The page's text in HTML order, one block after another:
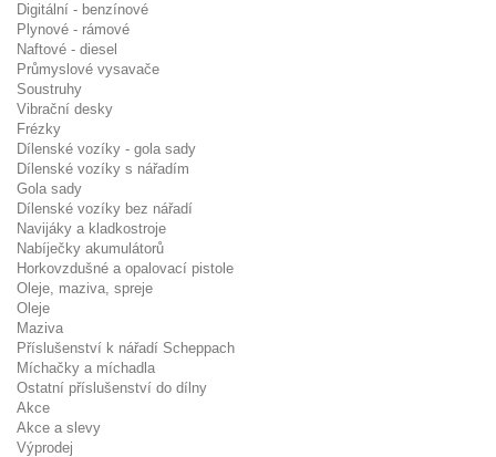
Digitální - benzínové
Plynové - rámové
Naftové - diesel
Průmyslové vysavače
Soustruhy
Vibrační desky
Frézky
Dílenské vozíky - gola sady
Dílenské vozíky s nářadím
Gola sady
Dílenské vozíky bez nářadí
Navijáky a kladkostroje
Nabíječky akumulátorů
Horkovzdušné a opalovací pistole
Oleje, maziva, spreje
Oleje
Maziva
Příslušenství k nářadí Scheppach
Míchačky a míchadla
Ostatní příslušenství do dílny
Akce
Akce a slevy
Výprodej